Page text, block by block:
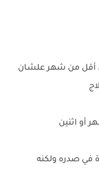
أقل من شهر علشان
أو اثنين
في صدره ولكنه